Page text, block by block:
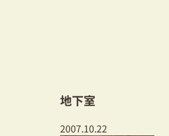
地下室
2007.10.22